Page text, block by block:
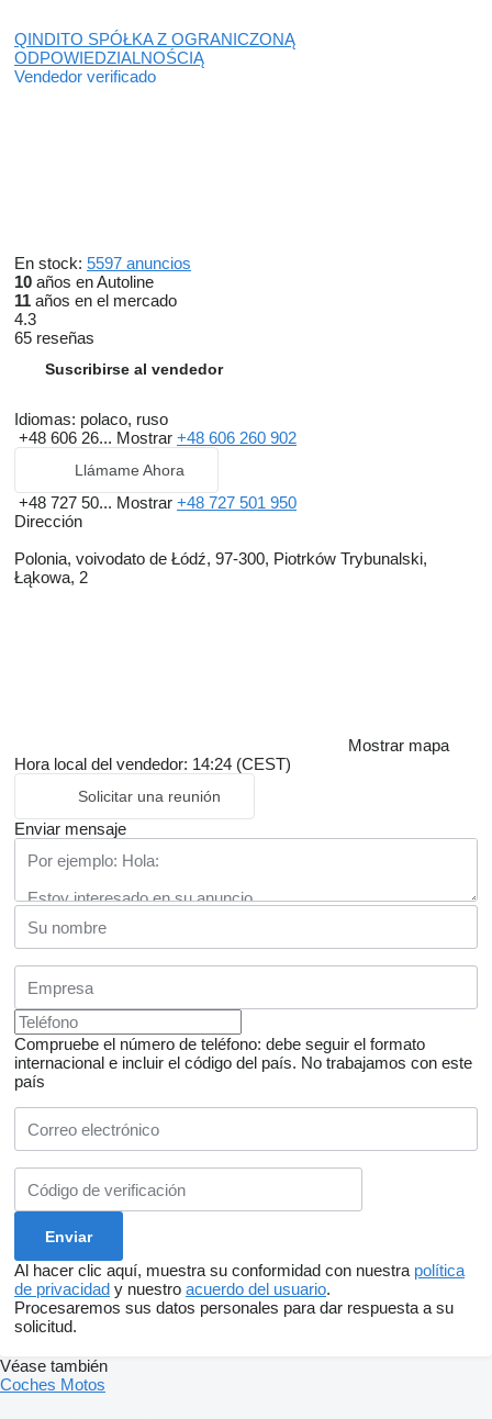
QINDITO SPÓŁKA Z OGRANICZONĄ
ODPOWIEDZIALNOŚCIĄ
Vendedor verificado
En stock: 5597 anuncios
10 años en Autoline
11 años en el mercado
4.3
65 reseñas
Suscribirse al vendedor
Idiomas: polaco, ruso
+48 606 26... Mostrar +48 606 260 902
Llámame Ahora
+48 727 50... Mostrar +48 727 501 950
Dirección
Polonia, voivodato de Łódź, 97-300, Piotrków Trybunalski,
Łąkowa, 2
Mostrar mapa
Hora local del vendedor: 14:24 (CEST)
Solicitar una reunión
Enviar mensaje
Compruebe el número de teléfono: debe seguir el formato
internacional e incluir el código del país. No trabajamos con este
país
Al hacer clic aquí, muestra su conformidad con nuestra política
de privacidad y nuestro acuerdo del usuario.
Procesaremos sus datos personales para dar respuesta a su
solicitud.
Véase también
Coches Motos